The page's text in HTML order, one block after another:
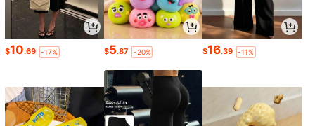
$10.69 -17% $5.87 -20% $16.39 -11%